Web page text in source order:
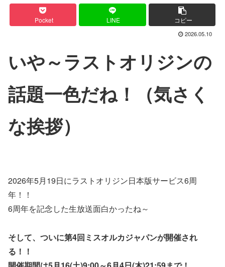
Pocket LINE コピー
2026.05.10
いや～ラストオリジンの
話題一色だね！（気さく
な挨拶）
2026年5月19日にラストオリジン日本版サービス6周
年！！
6周年を記念した生放送面白かったね～
そして、ついに第4回ミスオルカジャパンが開催され
る！！